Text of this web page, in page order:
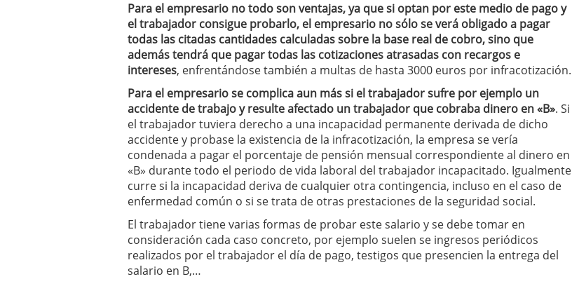
Para el empresario no todo son ventajas, ya que si optan por este medio de pago y
el trabajador consigue probarlo, el empresario no sólo se verá obligado a pagar
todas las citadas cantidades calculadas sobre la base real de cobro, sino que
además tendrá que pagar todas las cotizaciones atrasadas con recargos e
intereses, enfrentándose también a multas de hasta 3000 euros por infracotización.
Para el empresario se complica aun más si el trabajador sufre por ejemplo un
accidente de trabajo y resulte afectado un trabajador que cobraba dinero en «B». Si
el trabajador tuviera derecho a una incapacidad permanente derivada de dicho
accidente y probase la existencia de la infracotización, la empresa se vería
condenada a pagar el porcentaje de pensión mensual correspondiente al dinero en
«B» durante todo el periodo de vida laboral del trabajador incapacitado. Igualmente
curre si la incapacidad deriva de cualquier otra contingencia, incluso en el caso de
enfermedad común o si se trata de otras prestaciones de la seguridad social.
El trabajador tiene varias formas de probar este salario y se debe tomar en
consideración cada caso concreto, por ejemplo suelen se ingresos periódicos
realizados por el trabajador el día de pago, testigos que presencien la entrega del
salario en B,…